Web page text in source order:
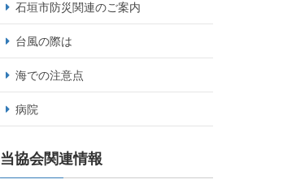
石垣市防災関連のご案内
台風の際は
海での注意点
病院
当協会関連情報